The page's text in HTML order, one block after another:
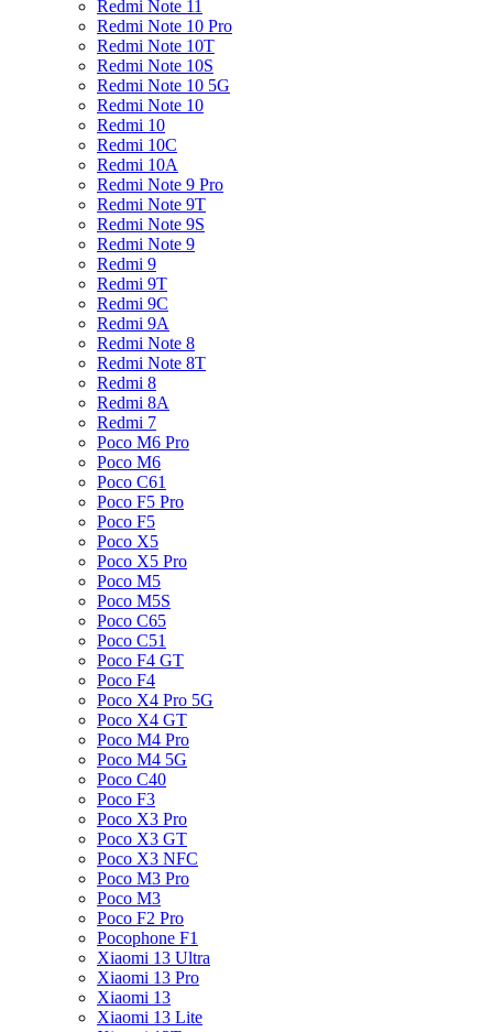
Redmi Note 11
Redmi Note 10 Pro
Redmi Note 10T
Redmi Note 10S
Redmi Note 10 5G
Redmi Note 10
Redmi 10
Redmi 10C
Redmi 10A
Redmi Note 9 Pro
Redmi Note 9T
Redmi Note 9S
Redmi Note 9
Redmi 9
Redmi 9T
Redmi 9C
Redmi 9A
Redmi Note 8
Redmi Note 8T
Redmi 8
Redmi 8A
Redmi 7
Poco M6 Pro
Poco M6
Poco C61
Poco F5 Pro
Poco F5
Poco X5
Poco X5 Pro
Poco M5
Poco M5S
Poco C65
Poco C51
Poco F4 GT
Poco F4
Poco X4 Pro 5G
Poco X4 GT
Poco M4 Pro
Poco M4 5G
Poco C40
Poco F3
Poco X3 Pro
Poco X3 GT
Poco X3 NFC
Poco M3 Pro
Poco M3
Poco F2 Pro
Pocophone F1
Xiaomi 13 Ultra
Xiaomi 13 Pro
Xiaomi 13
Xiaomi 13 Lite